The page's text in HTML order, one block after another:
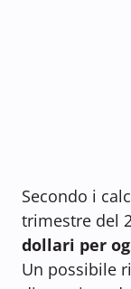
Secondo i
trimestre del
dollari per
Un possibile